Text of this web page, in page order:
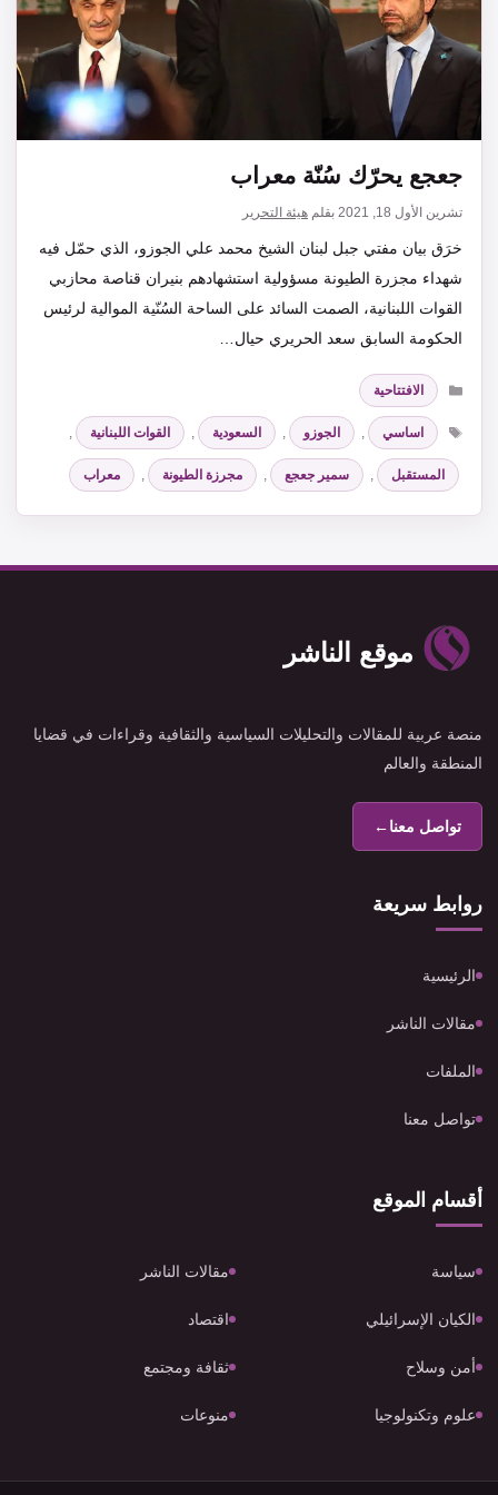
جعجع يحرّك سُنّة معراب
تشرين الأول 18, 2021 بقلم هيئة التحرير
خرَق بيان مفتي جبل لبنان الشيخ محمد علي الجوزو، الذي حمّل فيه
شهداء مجزرة الطيونة مسؤولية استشهادهم بنيران قناصة محازبي
القوات اللبنانية، الصمت السائد على الساحة السُنّية الموالية لرئيس
الحكومة السابق سعد الحريري حيال…
التصنيفات
الافتتاحية
الوسوم
اساسي , الجوزو , السعودية , القوات اللبنانية ,
المستقبل , سمير جعجع , مجرزة الطيونة , معراب
موقع الناشر
منصة عربية للمقالات والتحليلات السياسية والثقافية وقراءات في قضايا
المنطقة والعالم
تواصل معنا←
روابط سريعة
الرئيسية
مقالات الناشر
الملفات
تواصل معنا
أقسام الموقع
سياسة مقالات الناشر
الكيان الإسرائيلي اقتصاد
أمن وسلاح ثقافة ومجتمع
علوم وتكنولوجيا منوعات